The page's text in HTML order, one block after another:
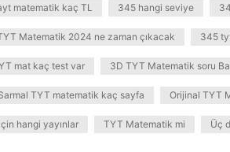
matematik kaç TL 345 hangi seviye
Matematik 2024 ne zaman çıkacak 345
mat kaç test var 3D TYT Matematik soru
TYT matematik kaç sayfa Orijinal TYT
hangi yayınlar TYT Matematik mi Üç